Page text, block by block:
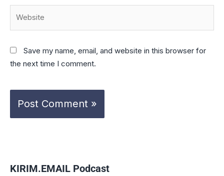
Save my name, email, and website in this browser for
the next time I comment.
KIRIM.EMAIL Podcast